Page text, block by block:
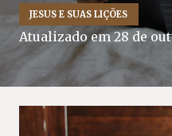
JESUS E SUAS LIÇÕES
Atualizado em28 de